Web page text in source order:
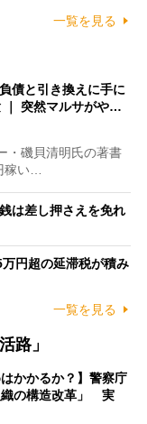
一覧を見る
債と引き換えに手に
｜ 突然マルサがや…
・磯貝清明氏の著書
稼い…
は差し押さえを免れ
円超の延滞税が積み
一覧を見る
路」
かかるか？】警察庁
織の構造改革」 実